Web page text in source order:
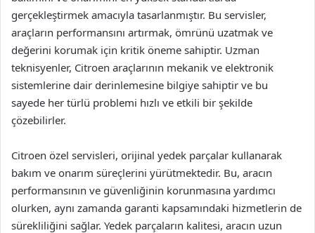
gerçekleştirmek amacıyla tasarlanmıştır. Bu servisler,
araçların performansını artırmak, ömrünü uzatmak ve
değerini korumak için kritik öneme sahiptir. Uzman
teknisyenler, Citroen araçlarının mekanik ve elektronik
sistemlerine dair derinlemesine bilgiye sahiptir ve bu
sayede her türlü problemi hızlı ve etkili bir şekilde
çözebilirler.
Citroen özel servisleri, orijinal yedek parçalar kullanarak
bakım ve onarım süreçlerini yürütmektedir. Bu, aracın
performansının ve güvenliğinin korunmasına yardımcı
olurken, aynı zamanda garanti kapsamındaki hizmetlerin de
sürekliliğini sağlar. Yedek parçaların kalitesi, aracın uzun